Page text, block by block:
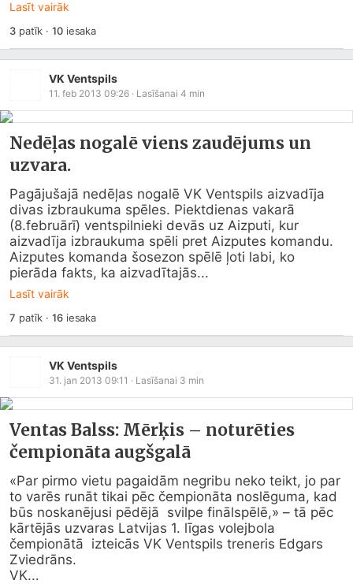
Lasīt vairāk
3patīk ·10iesaka
VK Ventspils
11. feb 2013 09:26 · Lasīšanai 4 min
Nedēļas nogalē viens zaudējums un
uzvara.
Pagājušajā nedēļas nogalē VK Ventspils aizvadīja
divas izbraukuma spēles. Piektdienas vakarā
(8.februārī) ventspilnieki devās uz Aizputi, kur
aizvadīja izbraukuma spēli pret Aizputes komandu.
Aizputes komanda šosezon spēlē ļoti labi, ko
pierāda fakts, ka aizvadītajās...
Lasīt vairāk
7 patīk ·16iesaka
VK Ventspils
31. jan 2013 09:11 · Lasīšanai 3 min
Ventas Balss: Mērķis – noturēties
čempionāta augšgalā
«Par pirmo vietu pagaidām negribu neko teikt, jo par
to varēs runāt tikai pēc čempionāta noslēguma, kad
būs noskanējusi pēdējā  svilpe finālspēlē,» – tā pēc
kārtējās uzvaras Latvijas 1. līgas volejbola
čempionātā  izteicās VK Ventspils treneris Edgars
Zviedrāns.
VK...